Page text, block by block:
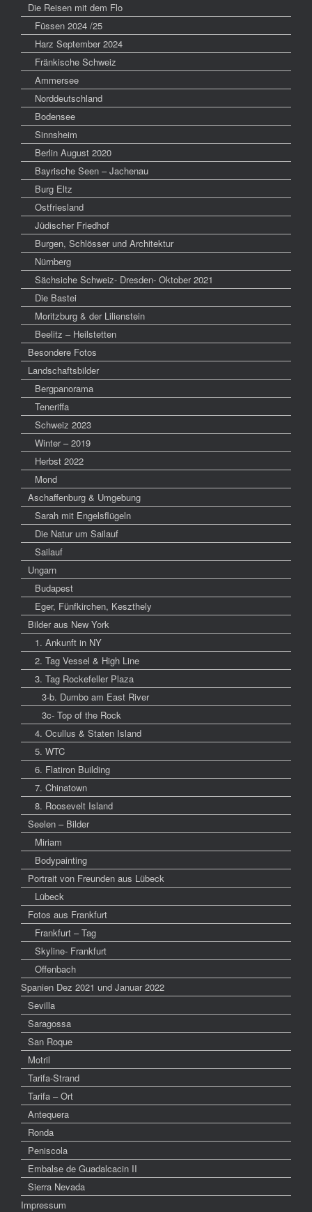
Die Reisen mit dem Flo
Füssen 2024 /25
Harz September 2024
Fränkische Schweiz
Ammersee
Norddeutschland
Bodensee
Sinnsheim
Berlin August 2020
Bayrische Seen – Jachenau
Burg Eltz
Ostfriesland
Jüdischer Friedhof
Burgen, Schlösser und Architektur
Nürnberg
Sächsiche Schweiz- Dresden- Oktober 2021
Die Bastei
Moritzburg & der Lilienstein
Beelitz – Heilstetten
Besondere Fotos
Landschaftsbilder
Bergpanorama
Teneriffa
Schweiz 2023
Winter – 2019
Herbst 2022
Mond
Aschaffenburg & Umgebung
Sarah mit Engelsflügeln
Die Natur um Sailauf
Sailauf
Ungarn
Budapest
Eger, Fünfkirchen, Keszthely
Bilder aus New York
1. Ankunft in NY
2. Tag Vessel & High Line
3. Tag Rockefeller Plaza
3-b. Dumbo am East River
3c- Top of the Rock
4. Ocullus & Staten Island
5. WTC
6. Flatiron Building
7. Chinatown
8. Roosevelt Island
Seelen – Bilder
Miriam
Bodypainting
Portrait von Freunden aus Lübeck
Lübeck
Fotos aus Frankfurt
Frankfurt – Tag
Skyline- Frankfurt
Offenbach
Spanien Dez 2021 und Januar 2022
Sevilla
Saragossa
San Roque
Motril
Tarifa-Strand
Tarifa – Ort
Antequera
Ronda
Peniscola
Embalse de Guadalcacin II
Sierra Nevada
Impressum